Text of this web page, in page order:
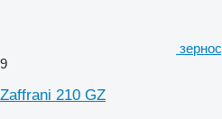
9
Zaffrani 210 GZ